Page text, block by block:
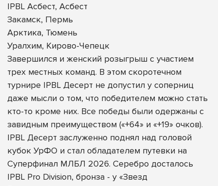
IPBL Асбест, Асбест
Закамск, Пермь
Арктика, Тюмень
Уралхим, Кирово-Чепецк
Завершился и женский розыгрыш с участием
трех местных команд. В этом скоротечном
турнире IPBL Десерт не допустил у соперниц
даже мысли о том, что победителем можно стать
кто-то кроме них. Все победы были одержаны с
завидным преимуществом («+64» и «+19» очков).
IPBL Десерт заслуженно поднял над головой
кубок УрФО и стал обладателем путевки на
Суперфинал МЛБЛ 2026. Серебро досталось
IPBL Pro Division, бронза - у «Звезд